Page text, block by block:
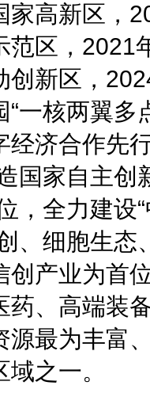
家高新区，
范区，2021
创新区，
“一核两翼
经济合作先
国家自主创
，全力建设
、细胞生
创产业为首
药、高端装
源最为丰富
之一。